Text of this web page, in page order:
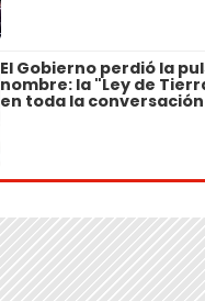
El Gobierno perdió la
nombre: la "Ley de
en toda la